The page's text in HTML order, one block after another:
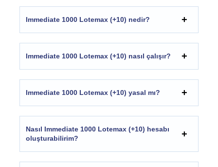
Immediate 1000 Lotemax (+10) nedir?
Immediate 1000 Lotemax (+10) nasıl çalışır?
Immediate 1000 Lotemax (+10) yasal mı?
Nasıl Immediate 1000 Lotemax (+10) hesabı
oluşturabilirim?